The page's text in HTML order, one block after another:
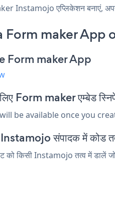
Instamojo एप्लिकेशन बनाएं,
Form maker App
Form maker App
Form maker एम्बेड
be available once you
संपादक में कोड
को किसी Instamojo तत्व में डालें